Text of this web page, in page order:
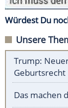
Würdest Du
Unsere
Trump:
Geburtsrecht
Das machen